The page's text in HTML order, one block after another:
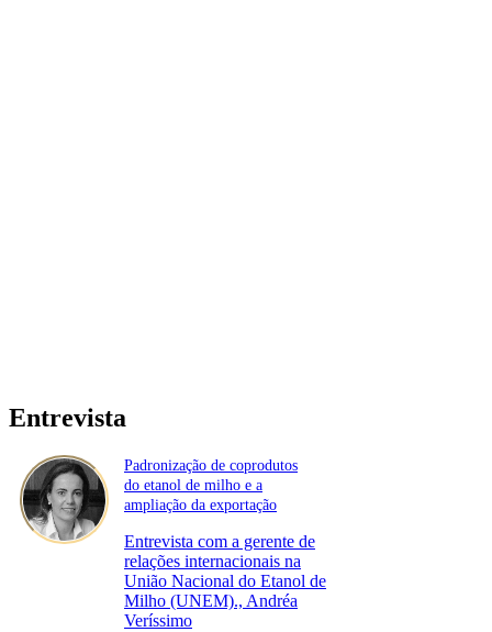
Entrevista
Padronização de coprodutos
do etanol de milho e a
ampliação da exportação
Entrevista com a gerente de
relações internacionais na
União Nacional do Etanol de
Milho (UNEM)., Andréa
Veríssimo